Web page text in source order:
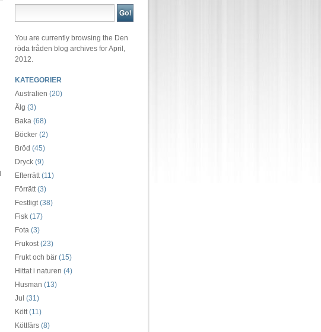
You are currently browsing the Den
röda tråden blog archives for April,
2012.
KATEGORIER
Australien (20)
Älg (3)
Baka (68)
Böcker (2)
Bröd (45)
Dryck (9)
Efterrätt(11)
Förrätt(3)
Festligt(38)
Fisk (17)
Fota (3)
Frukost(23)
Frukt och bär (15)
Hittat i naturen (4)
Husman (13)
Jul (31)
Kött(11)
Köttfärs (8)